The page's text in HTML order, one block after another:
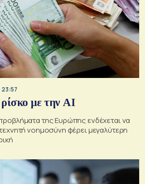
23:57
με την ΑΙ
της Ευρώπης ενδέχεται να
νοημοσύνη φέρει μεγαλύτερη